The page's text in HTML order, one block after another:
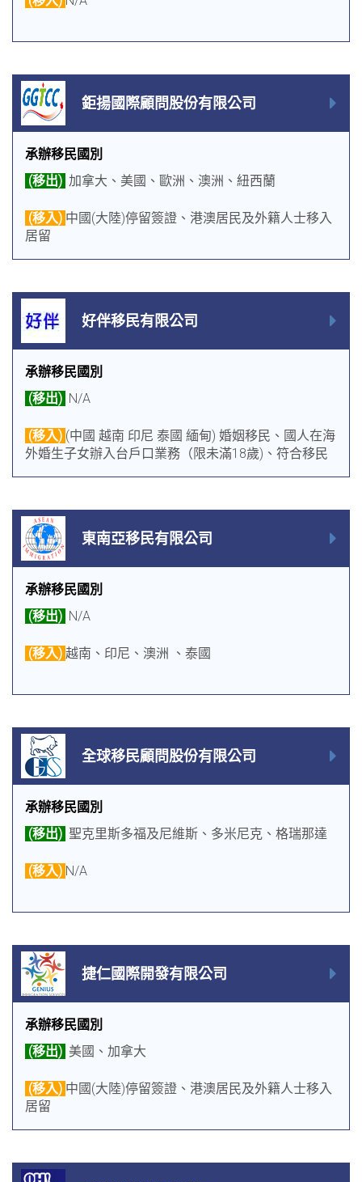
鉅揚國際顧問股份有限公司
承辦移民國別
(移出) 加拿大、美國、歐洲、澳洲、紐西蘭
(移入) 中國(大陸)停留簽證、港澳居民及外籍人士移入
居留
好伴移民有限公司
承辦移民國別
(移出) N/A
(移入) (中國 越南 印尼 泰國 緬甸) 婚姻移民、國人在海
外婚生子女辦入台戶口業務（限未滿18歲)、符合移民
東南亞移民有限公司
承辦移民國別
(移出) N/A
(移入) 越南、印尼、澳洲 、泰國
全球移民顧問股份有限公司
承辦移民國別
(移出) 聖克里斯多福及尼維斯、多米尼克、格瑞那達
(移入) N/A
捷仁國際開發有限公司
承辦移民國別
(移出) 美國、加拿大
(移入) 中國(大陸)停留簽證、港澳居民及外籍人士移入
居留